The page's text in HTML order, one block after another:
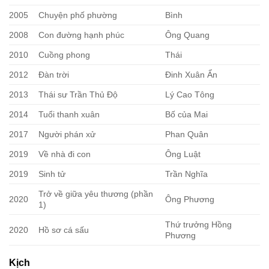
2005 Chuyện phố phường Bình
2008 Con đường hạnh phúc Ông Quang
2010 Cuồng phong Thái
2012 Đàn trời Đinh Xuân Ẩn
2013 Thái sư Trần Thủ Độ Lý Cao Tông
2014 Tuổi thanh xuân Bố của Mai
2017 Người phán xử Phan Quân
2019 Về nhà đi con Ông Luật
2019 Sinh tử Trần Nghĩa
2020
Trở về giữa yêu thương (phần
1)
Ông Phương
2020 Hồ sơ cá sấu
Thứ trưởng Hồng
Phương
Kịch